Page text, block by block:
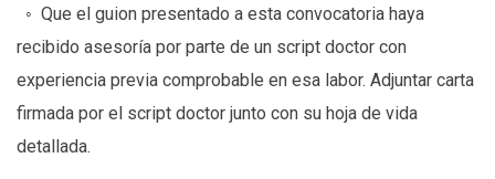
◦ Que el guion presentado a esta convocatoria haya
recibido asesoría por parte de un script doctor con
experiencia previa comprobable en esa labor. Adjuntar carta
firmada por el script doctor junto con su hoja de vida
detallada.